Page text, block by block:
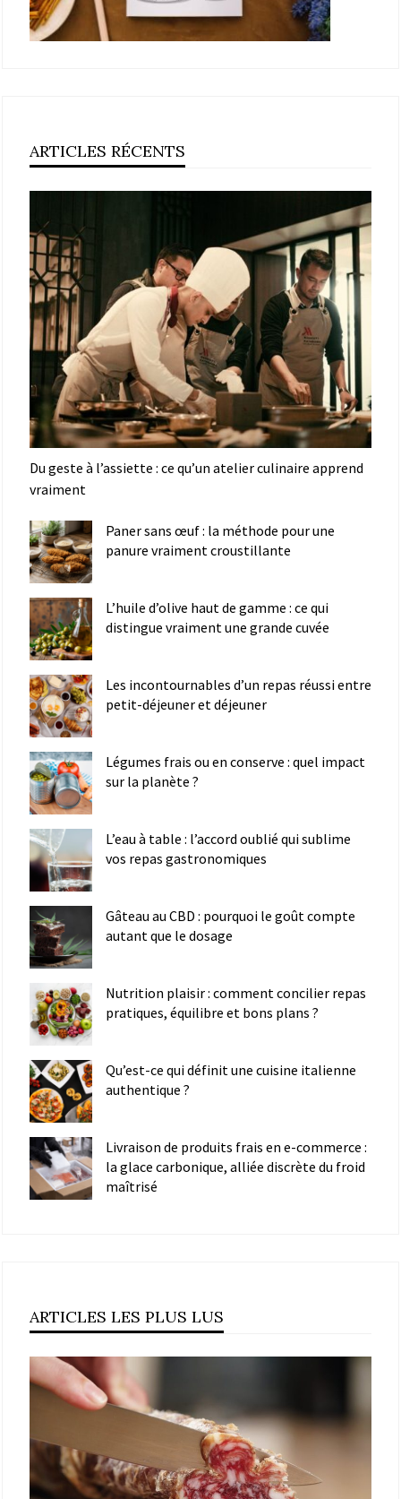
ARTICLES RÉCENTS
Du geste à l’assiette : ce qu’un atelier culinaire apprend
vraiment
Paner sans œuf : la méthode pour une
panure vraiment croustillante
L’huile d’olive haut de gamme : ce qui
distingue vraiment une grande cuvée
Les incontournables d’un repas réussi entre
petit-déjeuner et déjeuner
Légumes frais ou en conserve : quel impact
sur la planète ?
L’eau à table : l’accord oublié qui sublime
vos repas gastronomiques
Gâteau au CBD : pourquoi le goût compte
autant que le dosage
Nutrition plaisir : comment concilier repas
pratiques, équilibre et bons plans ?
Qu’est-ce qui définit une cuisine italienne
authentique ?
Livraison de produits frais en e-commerce :
la glace carbonique, alliée discrète du froid
maîtrisé
ARTICLES LES PLUS LUS